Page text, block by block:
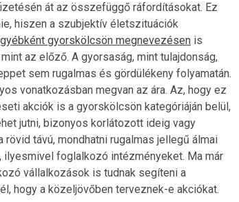
át az összefüggő ráfordításokat. Ez
hiszen a szubjektív életszituációk
gyorskölcsön megnevezésen is
az előző. A gyorsaság, mint tulajdonság,
sem rugalmas és gördülékeny folyamatán.
vonatkozásban megvan az ára. Az, hogy ez
akciók is a gyorskölcsön kategóriáján belül,
jutni, bizonyos korlátozott ideig vagy
távú, mondhatni rugalmas jellegű álmai
foglalkozó intézményeket. Ma már
vállalkozások is tudnak segíteni a
hogy a közeljövőben terveznek-e akciókat.